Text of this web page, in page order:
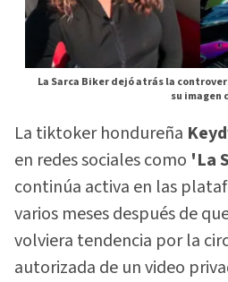
La Sarca Biker dejó atrás la
su imagen
La tiktoker hondureña
en redes sociales como 'La
continúa activa en las
varios meses después de
volviera tendencia por la
autorizada de un video